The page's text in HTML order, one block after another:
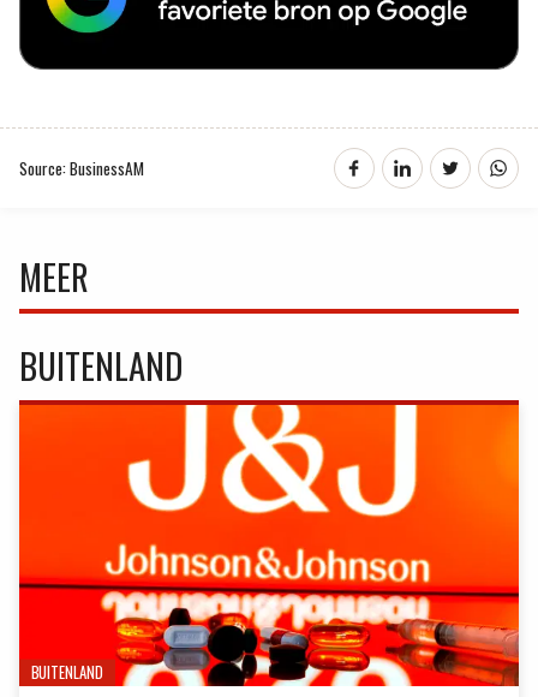
Source: BusinessAM
MEER
BUITENLAND
BUITENLAND